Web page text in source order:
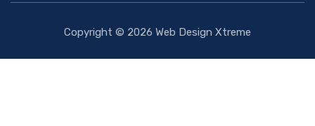
Copyright © 2026 Web Design Xtreme